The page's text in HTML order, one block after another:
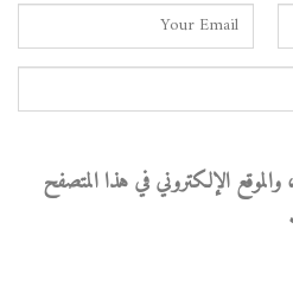
الإلكتروني في هذا المتصفح